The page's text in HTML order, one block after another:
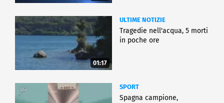
01:17
ULTIME NOTIZIE
Tragedie nell'acqua, 5 morti
in poche ore
SPORT
Spagna campione,